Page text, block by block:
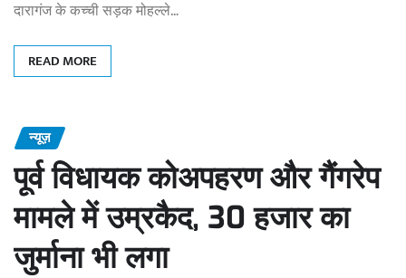
दारागंज के कच्ची सड़क मोहल्ले…
READ MORE
न्यूज़
पूर्व विधायक कोअपहरण और गैंगरेप
मामले में उम्रकैद, 30 हजार का
जुर्माना भी लगा